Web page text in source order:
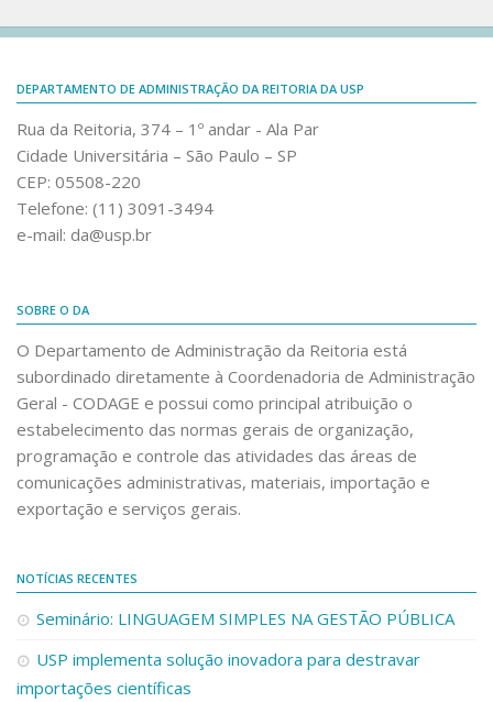
Relatório de Gestão – 2022-2025
Grupos de Trabalho (GTs)
GT Transformação Digital
GT Unificação Sistêmica para a Gestão Patrimonial
GT Esboço da Liquidação
GT Gerenciamento de Facilities
GT Assinaturas Digitais
GT Sistema de Gestão de Contratos
DEPARTAMENTO DE ADMINISTRAÇÃO DA REITORIA DA USP
Rua da Reitoria, 374 – 1º andar - Ala Par
Cidade Universitária – São Paulo – SP
CEP: 05508-220
Telefone: (11) 3091-3494
e-mail: da@usp.br
SOBRE O DA
O Departamento de Administração da Reitoria está
subordinado diretamente à Coordenadoria de Administração
Geral - CODAGE e possui como principal atribuição o
estabelecimento das normas gerais de organização,
programação e controle das atividades das áreas de
comunicações administrativas, materiais, importação e
exportação e serviços gerais.
NOTÍCIAS RECENTES
Seminário: LINGUAGEM SIMPLES NA GESTÃO PÚBLICA
USP implementa solução inovadora para destravar
importações científicas